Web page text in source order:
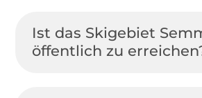
Ist das Skigebiet
öffentlich zu